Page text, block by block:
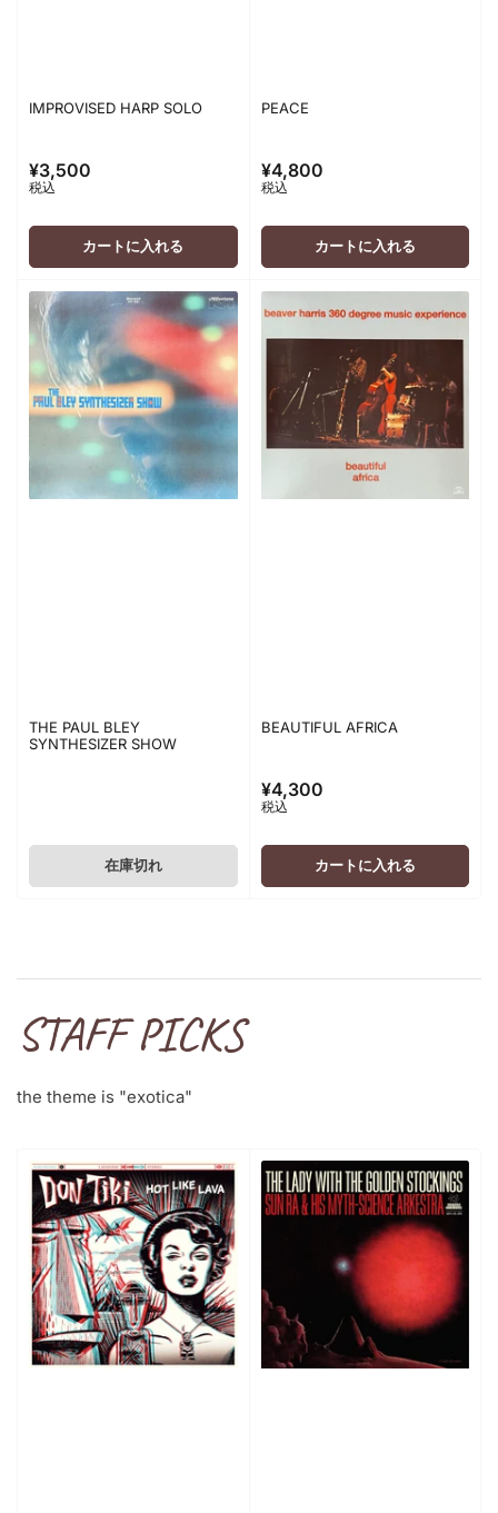
IMPROVISED HARP SOLO
通
常
価
¥3,500
税込
カートに入れる
PEACE
通
常
価
¥4,800
税込
カートに入れる
THE PAUL BLEY
SYNTHESIZER SHOW
在庫切れ
BEAUTIFUL AFRICA
通
常
価
¥4,300
税込
カートに入れる
STAFF PICKS
the theme is "exotica"